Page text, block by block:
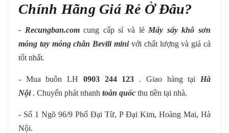
Chính Hãng Giá Rẻ Ở Đâu?
- Recungban.comcung cấp sỉ và lẻ Máy sấy khô sơn
móng tay móng chân Bevili mini với chất lượng và giá cả
tốt nhất.
- Mua buôn LH 0903 244 123 . Giao hàng tại Hà
Nội. Chuyển phát nhanh toàn quốc thu tiền tại nhà.
- Số 1 Ngõ 96/9 Phố Đại Từ, P Đại Kim, Hoàng Mai, Hà
Nội.